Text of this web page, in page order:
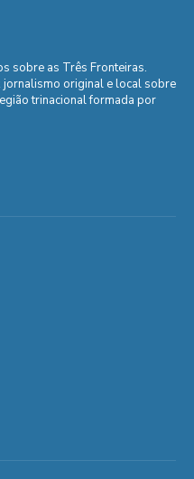
sobre as Três Fronteiras.
original e local sobre
trinacional formada por